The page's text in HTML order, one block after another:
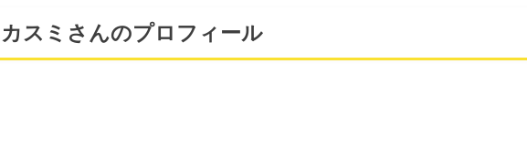
スミさんのプロフィール